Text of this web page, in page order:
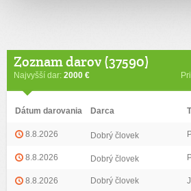
Zoznam darov (37590)
Najvyšší dar: 2000 €
Dátum darovania Darca
8.8.2026 Dobrý človek
8.8.2026 Dobrý človek
8.8.2026 Dobrý človek